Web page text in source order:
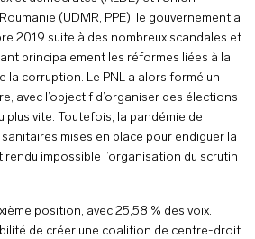
(UDMR, PPE), le gouvernement a
2019 suite à des nombreux scandales et
principalement les réformes liées à la
la corruption. Le PNL a alors formé un
avec l’objectif d’organiser des élections
plus vite. Toutefois, la pandémie de
mises en place pour endiguer la
impossible l’organisation du scrutin
position, avec 25,58 % des voix.
de créer une coalition de centre-droit